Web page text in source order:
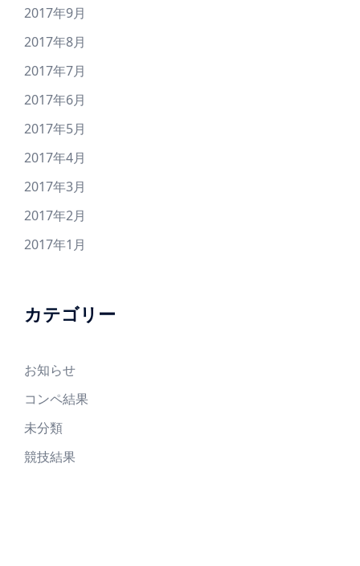
2017年9月
2017年8月
2017年7月
2017年6月
2017年5月
2017年4月
2017年3月
2017年2月
2017年1月
カテゴリー
お知らせ
コンペ結果
未分類
競技結果